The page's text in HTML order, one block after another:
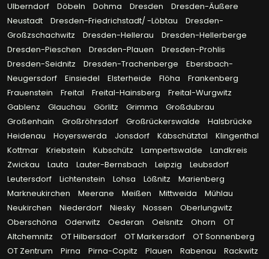
Ulberndorf
Döbeln Dohma Dresden
Dresden-Äußere
Neustadt
Dresden-Friedrichstadt/ -Löbtau
Dresden-
Großzschachwitz
Dresden-Hellerau
Dresden-Hellerberge
Dresden-Pieschen
Dresden-Plauen
Dresden-Prohlis
Dresden-Seidnitz
Dresden-Trachenberge
Ebersbach-
Neugersdorf
Einsiedel Elsterheide Flöha
Frankenberg
Frauenstein
Freital Freital-Hainsberg
Freital-Wurgwitz
Gablenz
Glauchau Görlitz Grimma
Großdubrau
Großenhain
Großröhrsdorf Großrückerswalde
Halsbrücke
Heidenau
Hoyerswerda Jonsdorf Käbschütztal
Klingenthal
Kottmar
Kriebstein Kubschütz Lampertswalde
Landkreis
Zwickau
Lauta Lauter-Bernsbach Leipzig
Leubsdorf
Leutersdorf
Lichtenstein Lohsa Lößnitz
Marienberg
Markneukirchen
Meerane Meißen Mittweida
Mühlau
Neukirchen
Niederdorf Niesky Nossen
Oberlungwitz
Oberschöna
Oderwitz Oederan Oelsnitz Ohorn
OT
Altchemnitz
OT Hilbersdorf OT Markersdorf
OT Sonnenberg
OT Zentrum
Pirna Pirna-Copitz Plauen Rabenau
Rackwitz